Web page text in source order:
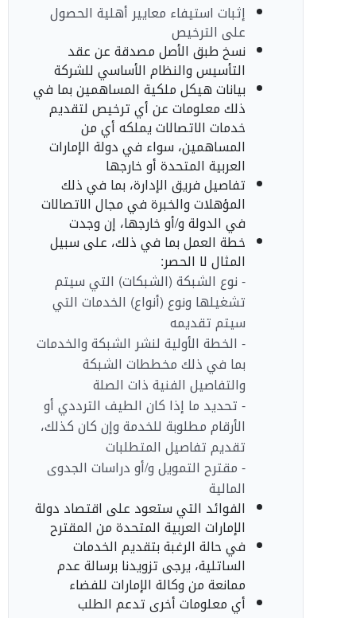
إثبات استيفاء معايير أهلية الحصول
على الترخيص
نسخ طبق الأصل مصدقة عن عقد
التأسيس والنظام الأساسي للشركة
بيانات هيكل ملكية المساهمين بما في
ذلك معلومات عن أي ترخيص لتقديم
خدمات الاتصالات يملكه أي من
المساهمين، سواء في دولة الإمارات
العربية المتحدة أو خارجها
تفاصيل فريق الإدارة، بما في ذلك
المؤهلات والخبرة في مجال الاتصالات
في الدولة و/أو خارجها، إن وجدت
خطة العمل بما في ذلك، على سبيل
المثال لا الحصر:
- نوع الشبكة (الشبكات) التي سيتم
تشغيلها ونوع (أنواع) الخدمات التي
سيتم تقديمه
- الخطة الأولية لنشر الشبكة والخدمات
بما في ذلك مخططات الشبكة
والتفاصيل الفنية ذات الصلة
- تحديد ما إذا كان الطيف الترددي أو
الأرقام مطلوبة للخدمة وإن كان كذلك،
تقديم تفاصيل المتطلبات
- مقترح التمويل و/أو دراسات الجدوى
المالية
الفوائد التي ستعود على اقتصاد دولة
الإمارات العربية المتحدة من المقترح
في حالة الرغبة بتقديم الخدمات
الساتلية، يرجى تزويدنا برسالة عدم
ممانعة من وكالة الإمارات للفضاء
أي معلومات أخرى تدعم الطلب